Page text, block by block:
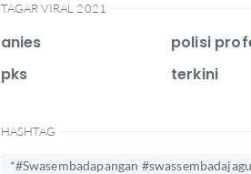
TAGAR VIRAL 2021
anies
pks
polisi
terkini
HASHTAG
*#Swasembadapangan